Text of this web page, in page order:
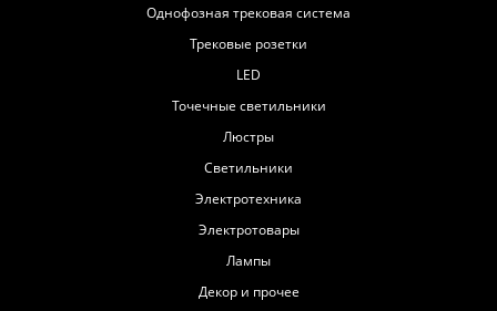
Однофозная трековая система
Трековые розетки
LED
Точечные светильники
Люстры
Светильники
Электротехника
Электротовары
Лампы
Декор и прочее